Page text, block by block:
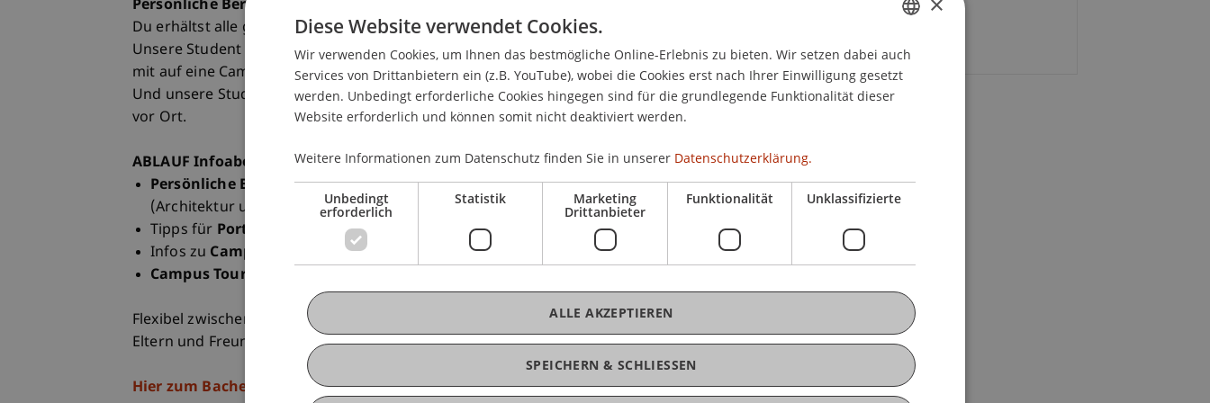
Persönliche Beratung vor Ort
Du erhältst alle grundlegenden Informationen zum Bachelorstudiengang deiner Wahl.
Unsere Student Ambassadors geben dir Einblicke in das Studienleben und nehmen dich
mit auf eine Campus Tour.
Und unsere Studiengangsteams beantworten all deine Fragen individuell, persönlich und
vor Ort.
ABLAUF Infoabend am Campus
Persönliche Beratungdurch die Studiengangsteams der Bachelorprogramme
(Architektur und Betriebswirtschaftslehre)
Tipps für Portfoliomappe und Bewerbung
Infos zu Campus Leben, Karriere, Ausland und Wohnen
Campus Tour
Flexibel zwischen 17.00 und 19.00 Uhr vorbeischauen.
Eltern und Freunde sind willkommen!
Hier zum Bachelor Infoabend anmelden
Donnerstag, 25. April 2024
GERMAN
ENGLISH
Diese Website verwendet Cookies.
Wir verwenden Cookies, um Ihnen das bestmögliche Online-Erlebnis zu bieten. Wir setzen dabei auch
Services von Drittanbietern ein (z.B. YouTube), wobei die Cookies erst nach Ihrer Einwilligung gesetzt
werden. Unbedingt erforderliche Cookies hingegen sind für die grundlegende Funktionalität dieser
Website erforderlich und können somit nicht deaktiviert werden.
Weitere Informationen zum Datenschutz finden Sie in unserer Datenschutzerklärung.
Unbedingt
erforderlich
Statistik Marketing
Drittanbieter
Funktionalität Unklassifizierte
SPEICHERN & SCHLIESSEN
ALLE AKZEPTIEREN